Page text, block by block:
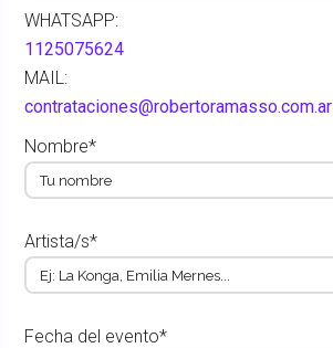
WHATSAPP:
1125075624
MAIL:
contrataciones@robertoramasso.com.ar
Nombre*
Artista/s*
Fecha del evento*